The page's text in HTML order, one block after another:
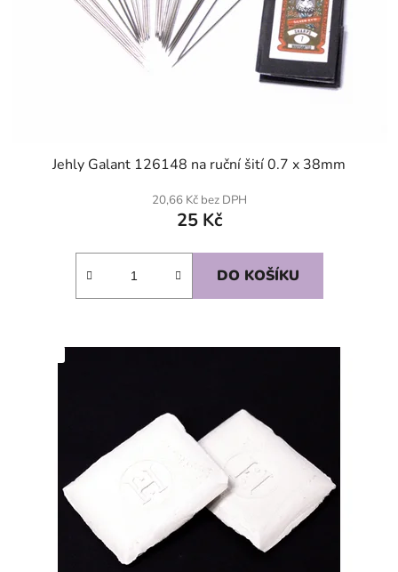
Jehly Galant 126148 na ruční šití 0.7 x 38mm
20,66 Kč bez DPH
25 Kč
DO KOŠÍKU